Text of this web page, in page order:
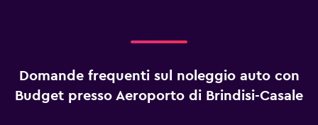
Domande frequenti sul noleggio auto con
Budget presso Aeroporto di Brindisi-Casale